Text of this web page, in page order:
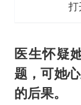
打
医生怀疑
题，可她
的后果。